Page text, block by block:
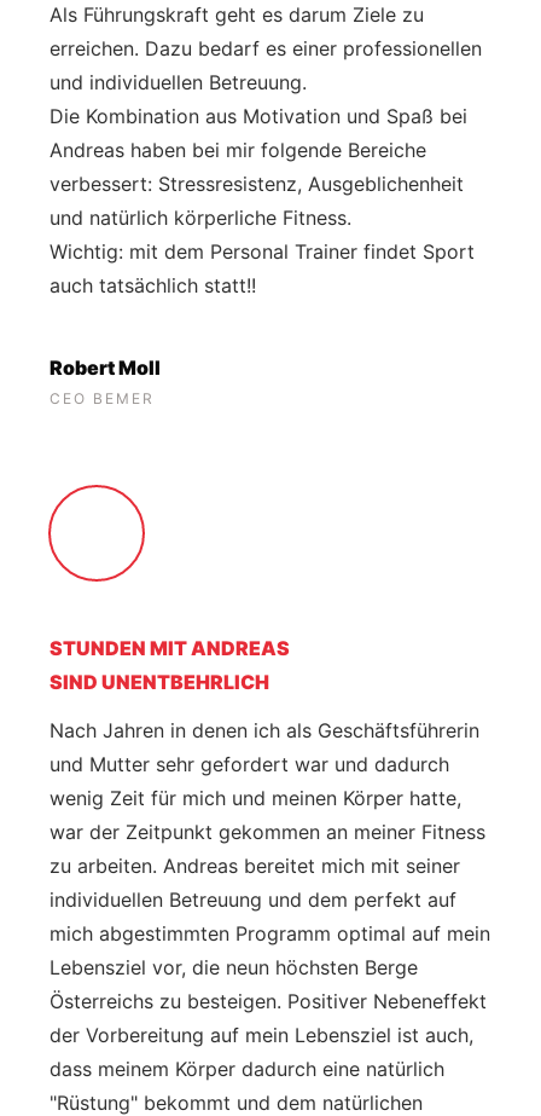
Als Führungskraft geht es darum Ziele zu
erreichen. Dazu bedarf es einer professionellen
und individuellen Betreuung.
Die Kombination aus Motivation und Spaß bei
Andreas haben bei mir folgende Bereiche
verbessert: Stressresistenz, Ausgeblichenheit
und natürlich körperliche Fitness.
Wichtig: mit dem Personal Trainer findet Sport
auch tatsächlich statt!!
Robert Moll
CEO BEMER
STUNDEN MIT ANDREAS
SIND UNENTBEHRLICH
Nach Jahren in denen ich als Geschäftsführerin
und Mutter sehr gefordert war und dadurch
wenig Zeit für mich und meinen Körper hatte,
war der Zeitpunkt gekommen an meiner Fitness
zu arbeiten. Andreas bereitet mich mit seiner
individuellen Betreuung und dem perfekt auf
mich abgestimmten Programm optimal auf mein
Lebensziel vor, die neun höchsten Berge
Österreichs zu besteigen. Positiver Nebeneffekt
der Vorbereitung auf mein Lebensziel ist auch,
dass meinem Körper dadurch eine natürlich
"Rüstung" bekommt und dem natürlichen